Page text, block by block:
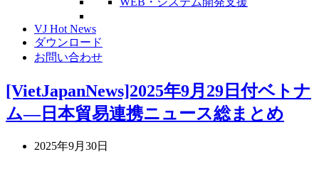
VJ Hot News
ダウンロード
お問い合わせ
[VietJapanNews]2025年9月29日付ベトナ
ム―日本貿易連携ニュース総まとめ
2025年9月30日